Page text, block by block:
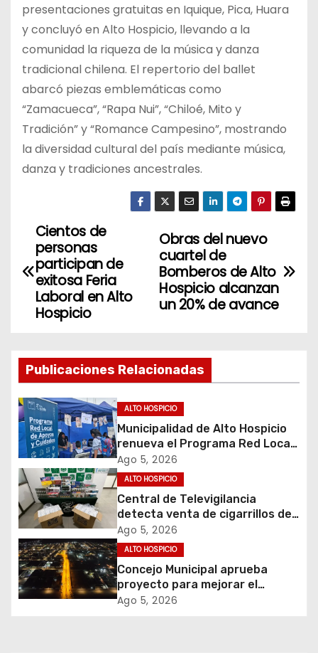
presentaciones gratuitas en Iquique, Pica, Huara
y concluyó en Alto Hospicio, llevando a la
comunidad la riqueza de la música y danza
tradicional chilena. El repertorio del ballet
abarcó piezas emblemáticas como
“Zamacueca”, “Rapa Nui”, “Chiloé, Mito y
Tradición” y “Romance Campesino”, mostrando
la diversidad cultural del país mediante música,
danza y tradiciones ancestrales.
N
a
g
a
c
i
ó
n
d
e
e
Obras del nuevo
cuartel de
Bomberos de Alto
Hospicio alcanzan
un 20% de avance
Cientos de
personas
participan de
exitosa Feria
Laboral en Alto
Hospicio
Publicaciones Relacionadas
ALTO HOSPICIO
Municipalidad de Alto Hospicio
renueva el Programa Red Local
de Apoyos y Cuidados
Ago 5, 2026
ALTO HOSPICIO
Central de Televigilancia
detecta venta de cigarrillos de
contrabando y permite
incautación de más de 3 mil
cajetillas
Ago 5, 2026
ALTO HOSPICIO
Concejo Municipal aprueba
proyecto para mejorar el
alumbrado público del sector El
Ago 5, 2026